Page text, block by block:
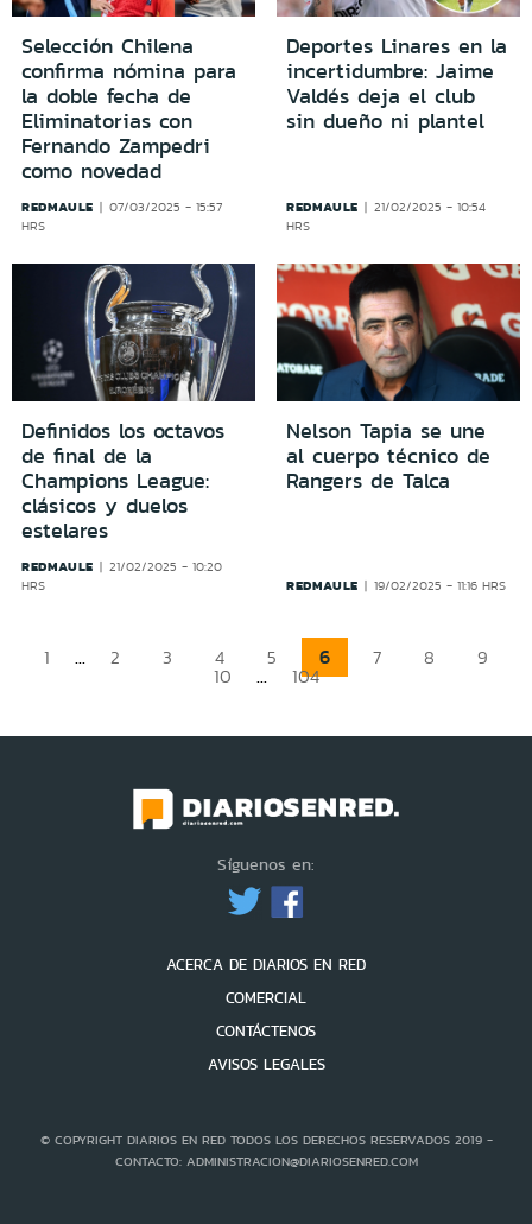
Selección Chilena
confirma nómina para
la doble fecha de
Eliminatorias con
Fernando Zampedri
como novedad
REDMAULE
07/03/2025 - 15:57
HRS
Deportes Linares en la
incertidumbre: Jaime
Valdés deja el club
sin dueño ni plantel
REDMAULE
21/02/2025 - 10:54
HRS
Definidos los octavos
de final de la
Champions League:
clásicos y duelos
estelares
REDMAULE
21/02/2025 - 10:20
HRS
Nelson Tapia se une
al cuerpo técnico de
Rangers de Talca
REDMAULE 19/02/2025 - 11:16 HRS
1 ... 2 3 4 5 6 7 8 9
10 ... 104
Síguenos en:
ACERCA DE DIARIOS EN RED
COMERCIAL
CONTÁCTENOS
AVISOS LEGALES
© COPYRIGHT DIARIOS EN RED TODOS LOS DERECHOS RESERVADOS 2019 -
CONTACTO: ADMINISTRACION@DIARIOSENRED.COM